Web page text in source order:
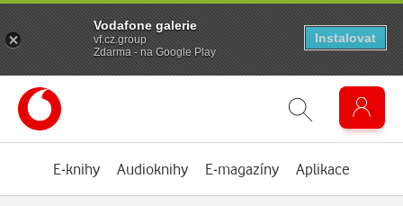
E-knihy Audioknihy E-magazíny Aplikace
Vodafone galerie
vf.cz.group
Zdarma - na Google Play
Instalovat